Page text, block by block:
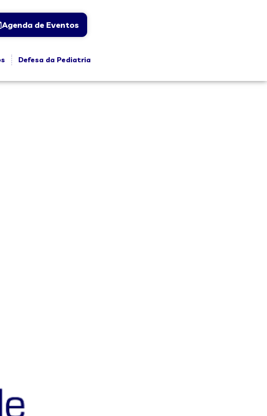
Agenda de Eventos
Defesa da Pediatria